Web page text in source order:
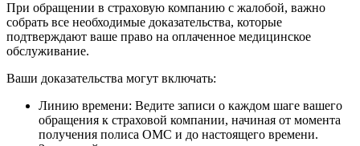
При обращении в страховую компанию с жалобой, важно
собрать все необходимые доказательства, которые
подтверждают ваше право на оплаченное медицинское
обслуживание.
Ваши доказательства могут включать:
Линию времени: Ведите записи о каждом шаге вашего
обращения к страховой компании, начиная от момента
получения полиса ОМС и до настоящего времени.